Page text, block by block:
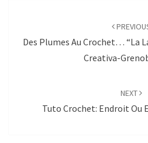
Des Plumes Au Crochet… “La
Creativa-
NEXT
Tuto Crochet: Endroit Ou